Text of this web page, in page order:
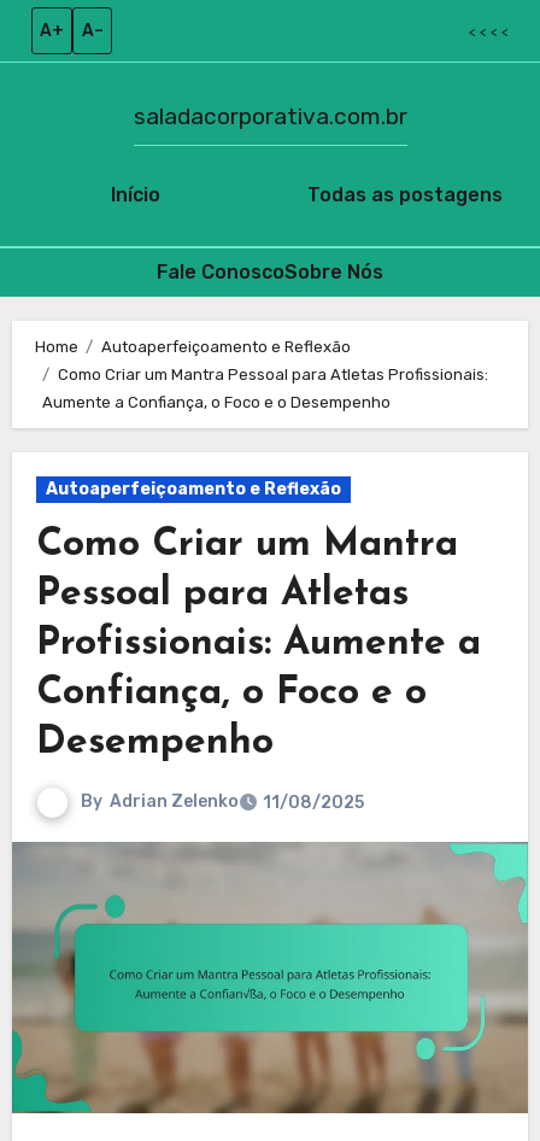
A+ A– < < < <
Início
saladacorporativa.com.br
Todas as postagens
Fale ConoscoSobre Nós
content
Home
Autoaperfeiçoamento e Reflexão
Como Criar um Mantra Pessoal para Atletas Profissionais:
Aumente a Confiança, o Foco e o Desempenho
Autoaperfeiçoamento e Reflexão
Como Criar um Mantra
Pessoal para Atletas
Profissionais: Aumente a
Confiança, o Foco e o
Desempenho
By Adrian Zelenko 11/08/2025